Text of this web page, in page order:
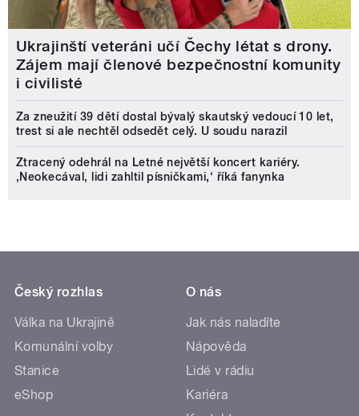
Ukrajinští veteráni učí Čechy létat s drony.
Zájem mají členové bezpečnostní komunity
i civilisté
Za zneužití 39 dětí dostal bývalý skautský vedoucí 10 let,
trest si ale nechtěl odsedět celý. U soudu narazil
Ztracený odehrál na Letné největší koncert kariéry.
‚Neokecával, lidi zahltil písničkami,‘ říká fanynka
Český rozhlas
Válka na Ukrajině
Komunální volby
Stanice
eShop
O nás
Jak nás naladíte
Nápověda
Lidé v rádiu
Kariéra